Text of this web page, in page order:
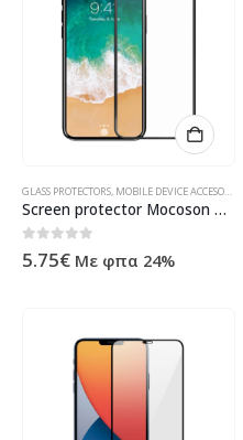
GLASS PROTECTORS MOBILE DEVICE ACCESORIES
Screen protector Mocoson Polymer Nano Ceramic, Matte, Full 5D, For iPhone X, 0.3mm, Black – 52614
0out of 5
5.75€ Με φπα 24%